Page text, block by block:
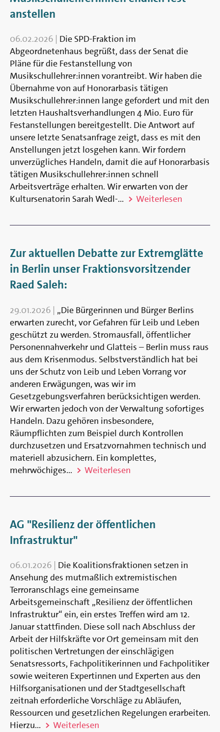
anstellen
06.02.2026 Die SPD-Fraktion im
Abgeordnetenhaus begrüßt, dass der Senat die
Pläne für die Festanstellung von
Musikschullehrer:innen vorantreibt. Wir haben die
Übernahme von auf Honorarbasis tätigen
Musikschullehrer:innen lange gefordert und mit den
letzten Haushaltsverhandlungen 4 Mio. Euro für
Festanstellungen bereitgestellt. Die Antwort auf
unsere letzte Senatsanfrage zeigt, dass es mit den
Anstellungen jetzt losgehen kann. Wir fordern
unverzügliches Handeln, damit die auf Honorarbasis
tätigen Musikschullehrer:innen schnell
Arbeitsverträge erhalten. Wir erwarten von der
Kultursenatorin Sarah Wedl-...
Weiterlesen
Zur aktuellen Debatte zur Extremglätte
in Berlin unser Fraktionsvorsitzender
Raed Saleh:
29.01.2026 | „Die Bürgerinnen und Bürger Berlins
erwarten zurecht, vor Gefahren für Leib und Leben
geschützt zu werden. Stromausfall, öffentlicher
Personennahverkehr und Glatteis – Berlin muss raus
aus dem Krisenmodus. Selbstverständlich hat bei
uns der Schutz von Leib und Leben Vorrang vor
anderen Erwägungen, was wir im
Gesetzgebungsverfahren berücksichtigen werden.
Wir erwarten jedoch von der Verwaltung sofortiges
Handeln. Dazu gehören insbesondere,
Räumpflichten zum Beispiel durch Kontrollen
durchzusetzen und Ersatzvornahmen technisch und
materiell abzusichern. Ein komplettes,
mehrwöchiges...
Weiterlesen
AG "Resilienz der öffentlichen
Infrastruktur"
06.01.2026 | Die Koalitionsfraktionen setzen in
Ansehung des mutmaßlich extremistischen
Terroranschlags eine gemeinsame
Arbeitsgemeinschaft „Resilienz der öffentlichen
Infrastruktur“ ein, ein erstes Treffen wird am 12.
Januar stattfinden. Diese soll nach Abschluss der
Arbeit der Hilfskräfte vor Ort gemeinsam mit den
politischen Vertretungen der einschlägigen
Senatsressorts, Fachpolitikerinnen und Fachpolitiker
sowie weiteren Expertinnen und Experten aus den
Hilfsorganisationen und der Stadtgesellschaft
zeitnah erforderliche Vorschläge zu Abläufen,
Ressourcen und gesetzlichen Regelungen erarbeiten.
Hierzu...
Weiterlesen